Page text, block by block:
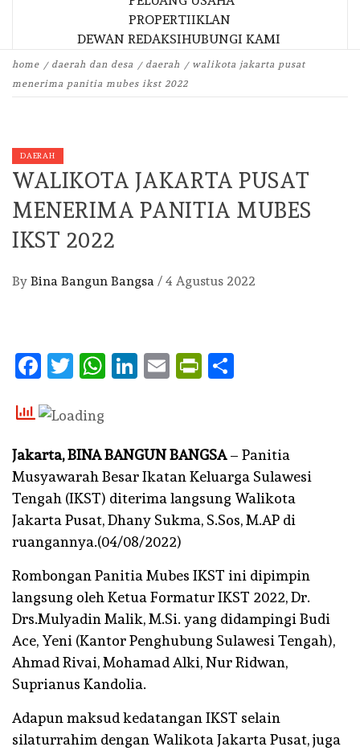
PROPERTIIKLAN
DEWAN REDAKSIHUBUNGI KAMI
home daerah dan desa daerah
walikota jakarta pusat
menerima panitia mubes ikst 2022
DAERAH
WALIKOTA JAKARTA PUSAT
MENERIMA PANITIA MUBES
IKST 2022
By Bina Bangun Bangsa / 4 Agustus 2022
Facebook
Twitter
WhatsApp
LinkedIn
EmailPrintFriendly
Jakarta, BINA BANGUN BANGSA– Panitia
Musyawarah Besar Ikatan Keluarga Sulawesi
Tengah (IKST) diterima langsung Walikota
Jakarta Pusat, Dhany Sukma, S.Sos, M.AP di
ruangannya.(04/08/2022)
Rombongan Panitia Mubes IKST ini dipimpin
langsung oleh Ketua Formatur IKST 2022, Dr.
Drs.Mulyadin Malik, M.Si. yang didampingi Budi
Ace, Yeni (Kantor Penghubung Sulawesi Tengah),
Ahmad Rivai, Mohamad Alki, Nur Ridwan,
Suprianus Kandolia.
Adapun maksud kedatangan IKST selain
silaturrahim dengan Walikota Jakarta Pusat, juga